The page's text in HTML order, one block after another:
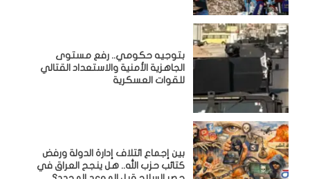
بتوجيه حكومي.. رفع مستوى
الجاهزية الأمنية والاستعداد القتالي
للقوات العسكرية
بين إجماع ائتلاف إدارة الدولة ورفض
كتائب حزب الله.. هل ينجح العراق في